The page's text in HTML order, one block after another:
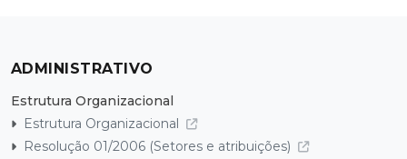
ADMINISTRATIVO
Estrutura Organizacional
Estrutura Organizacional
Resolução 01/2006 (Setores e atribuições)